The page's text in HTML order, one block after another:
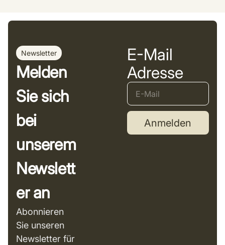
Newsletter
Melden
Sie sich
bei
unserem
Newslett
er an
Abonnieren
Sie unseren
Newsletter für
E-Mail
Adresse
Anmelden